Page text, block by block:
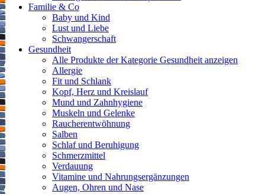
Familie & Co
Baby und Kind
Lust und Liebe
Schwangerschaft
Gesundheit
Alle Produkte der Kategorie Gesundheit anzeigen
Allergie
Fit und Schlank
Kopf, Herz und Kreislauf
Mund und Zahnhygiene
Muskeln und Gelenke
Raucherentwöhnung
Salben
Schlaf und Beruhigung
Schmerzmittel
Verdauung
Vitamine und Nahrungsergänzungen
Augen, Ohren und Nase